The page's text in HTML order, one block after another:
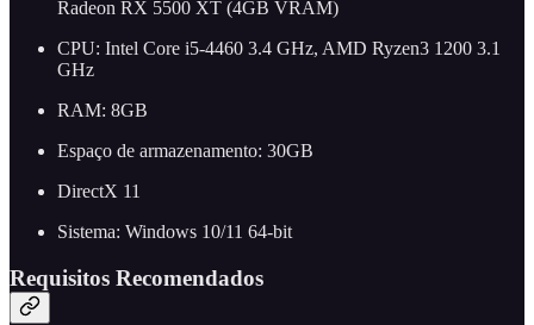
Radeon RX 5500 XT (4GB VRAM)
CPU: Intel Core i5-4460 3.4 GHz, AMD Ryzen3 1200 3.1
GHz
RAM: 8GB
Espaço de armazenamento: 30GB
DirectX 11
Sistema: Windows 10/11 64-bit
Requisitos Recomendados